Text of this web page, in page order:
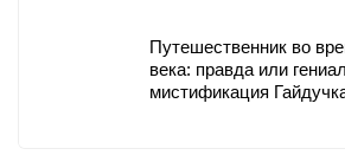
Путешественник во
века: правда или
мистификация